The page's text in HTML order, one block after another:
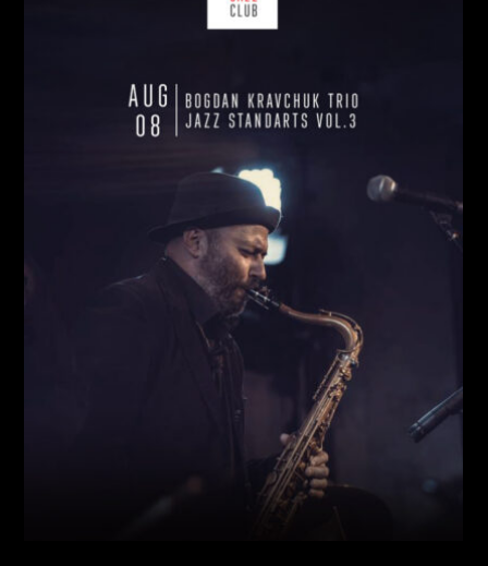
Ціна:
Богдан Кравчук (Саксофон
,) Олександр Ємець